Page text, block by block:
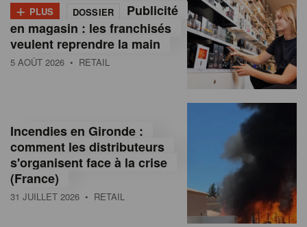
+ PLUS DOSSIER
Publicité
en magasin : les franchisés
veulent reprendre la main
5 AOÛT 2026 • RETAIL
Incendies en Gironde :
comment les distributeurs
s'organisent face à la crise
(France)
31 JUILLET 2026 • RETAIL